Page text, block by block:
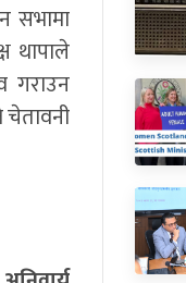
सभामा
थापाले
गराउन
चेतावनी